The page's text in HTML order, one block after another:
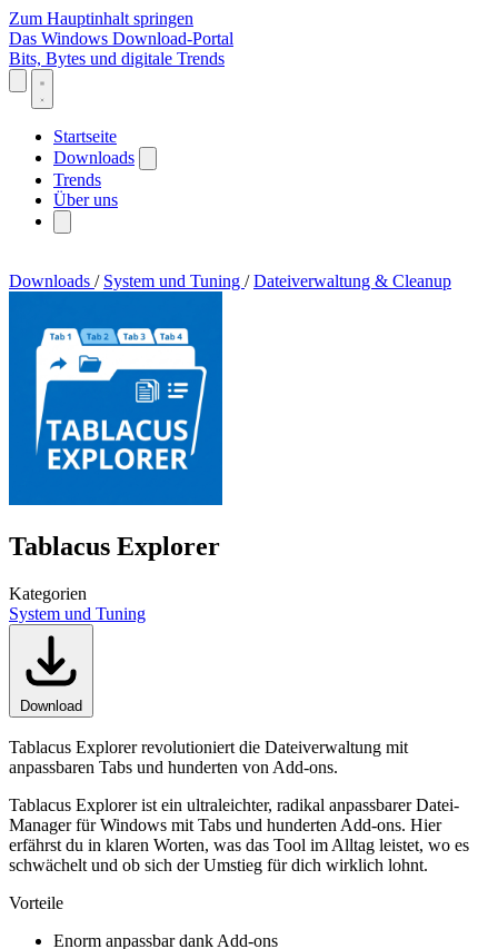
Zum Hauptinhalt springen
Das Windows Download-Portal
Bits, Bytes und digitale Trends
Startseite
Downloads
Trends
Über uns
Downloads / System und Tuning / Dateiverwaltung & Cleanup
Tablacus Explorer
Kategorien
System und Tuning
Download
Tablacus Explorer revolutioniert die Dateiverwaltung mit
anpassbaren Tabs und hunderten von Add-ons.
Tablacus Explorer ist ein ultraleichter, radikal anpassbarer Datei-
Manager für Windows mit Tabs und hunderten Add-ons. Hier
erfährst du in klaren Worten, was das Tool im Alltag leistet, wo es
schwächelt und ob sich der Umstieg für dich wirklich lohnt.
Vorteile
Enorm anpassbar dank Add-ons